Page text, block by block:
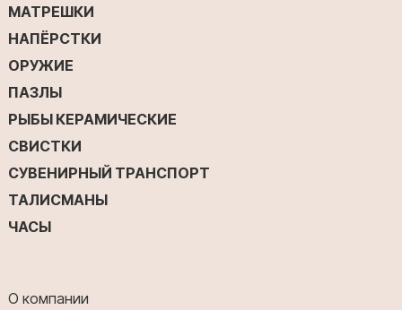
МАТРЕШКИ
НАПЁРСТКИ
ОРУЖИЕ
ПАЗЛЫ
РЫБЫ КЕРАМИЧЕСКИЕ
СВИСТКИ
СУВЕНИРНЫЙ ТРАНСПОРТ
ТАЛИСМАНЫ
ЧАСЫ
О компании